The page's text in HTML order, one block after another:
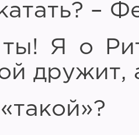
–
Я о
дружит,